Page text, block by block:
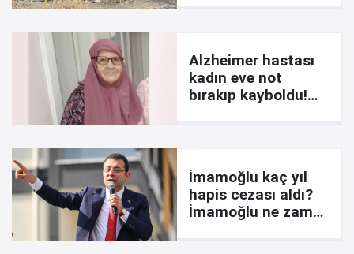
Alzheimer hastası
kadın eve not
bırakıp kayboldu!
İmamoğlu kaç yıl
hapis cezası aldı?
İmamoğlu ne zaman